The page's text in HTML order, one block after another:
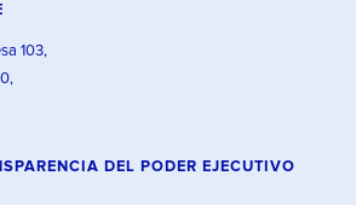
103,
DEL PODER EJECUTIVO